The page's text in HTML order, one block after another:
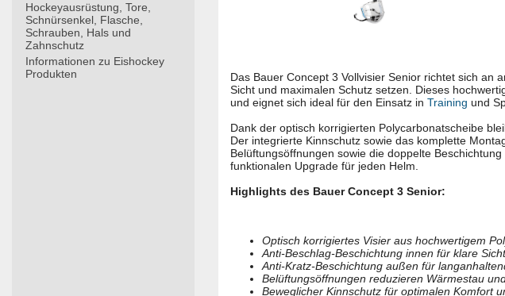
Hockeyausrüstung, Tore,
Schnürsenkel, Flasche,
Schrauben, Hals und
Zahnschutz
Informationen zu Eishockey
Produkten
Das Bauer Concept 3 Vollvisier Senior richtet sich an
Sicht und maximalen Schutz setzen. Dieses
und eignet sich ideal für den Einsatz in Training und
Dank der optisch korrigierten Polycarbonatscheibe
Der integrierte Kinnschutz sowie das komplette
Belüftungsöffnungen sowie die doppelte
funktionalen Upgrade für jeden Helm.
Highlights des Bauer Concept 3 Senior:
Optisch korrigiertes Visier aus hochwertigem
Anti-Beschlag-Beschichtung innen für klare
Anti-Kratz-Beschichtung außen für
Belüftungsöffnungen reduzieren Wärmestau
Beweglicher Kinnschutz für optimalen Komfort